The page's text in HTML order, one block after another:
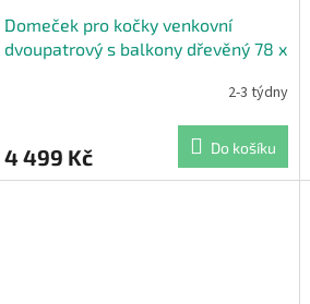
Domeček pro kočky venkovní
dvoupatrový s balkony dřevěný 78 x
2-3 týdny
4 499 Kč Do košíku